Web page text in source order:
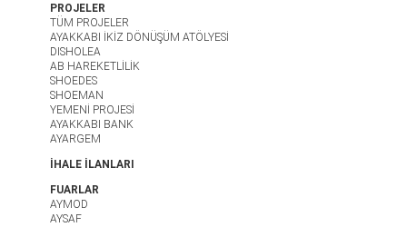
PROJELER
TÜM PROJELER
AYAKKABI İKİZ DÖNÜŞÜM ATÖLYESİ
DISHOLEA
AB HAREKETLİLİK
SHOEDES
SHOEMAN
YEMENİ PROJESİ
AYAKKABI BANK
AYARGEM
İHALE İLANLARI
FUARLAR
AYMOD
AYSAF